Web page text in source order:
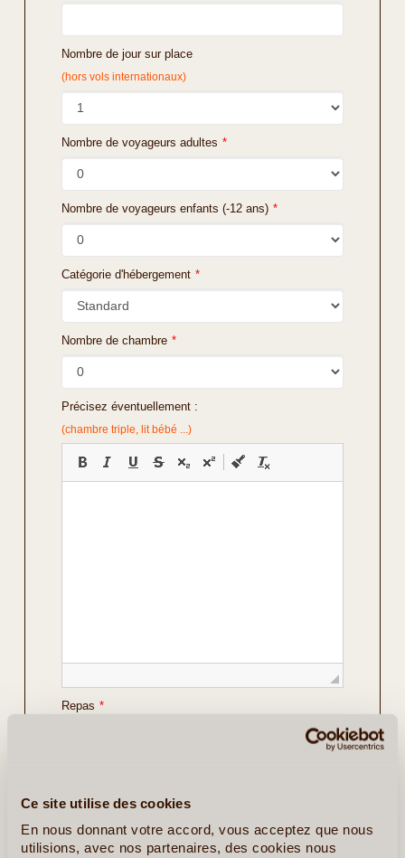
Ce site utilise des cookies
En nous donnant votre accord, vous acceptez que nous
utilisions, avec nos partenaires, des cookies nous
Nombre de jour sur place
(hors vols internationaux)
Nombre de voyageurs adultes *
Nombre de voyageurs enfants (-12 ans) *
Catégorie d'hébergement *
Nombre de chambre *
Précisez éventuellement :
(chambre triple, lit bébé ...)
Repas *
Avec Guide
Avec Voiture de Location
Détails sur le voyage envisagé *